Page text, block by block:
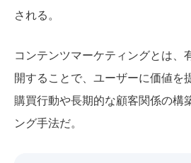
される。
コンテンツマーケティングとは、
開することで、ユーザーに価値を
購買行動や長期的な顧客関係の構
ング手法だ。